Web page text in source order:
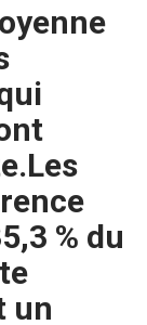
Les
% du
un